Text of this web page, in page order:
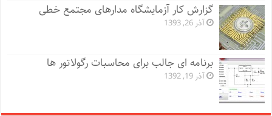
گزارش کار آزمایشگاه مدارهای مجتمع خطی
آذر 26, 1393
برنامه ای جالب برای محاسبات رگولاتور ها
آذر 19, 1392